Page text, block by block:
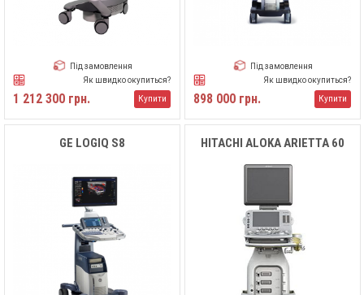
Під замовлення
Як швидко окупиться?
1 212 300 грн. Купити
Під замовлення
Як швидко окупиться?
898 000 грн. Купити
GE LOGIQ S8 HITACHI ALOKA ARIETTA 60